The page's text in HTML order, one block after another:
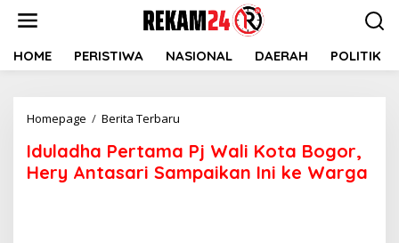
HOME PERISTIWA NASIONAL DAERAH POLITIK
Homepage / Berita Terbaru
Pj
Wali
Kota
Iduladha Pertama Pj Wali Kota Bogor,
Hery Antasari Sampaikan Ini ke Warga